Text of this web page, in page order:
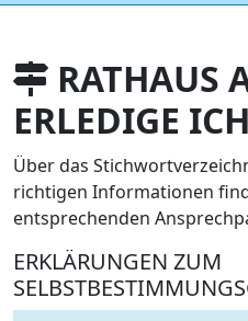
RATHAUS
ERLEDIGE
Über das
richtigen Informationen
entsprechenden
ERKLÄRUNGEN ZUM